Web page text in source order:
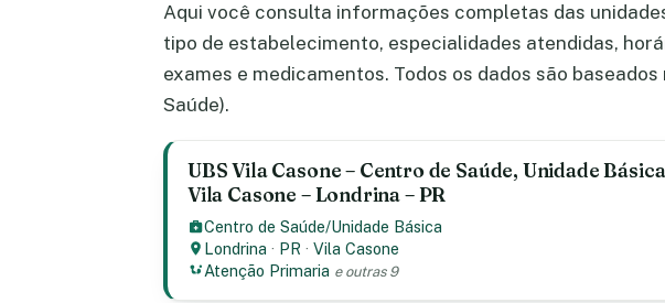
Aqui você consulta informações completas das
tipo de estabelecimento, especialidades atendidas,
exames e medicamentos. Todos os dados são
Saúde).
UBS Vila Casone – Centro de Saúde, Unidade
Vila Casone – Londrina – PR
Centro de Saúde/Unidade Básica
Londrina · PR ·Vila Casone
Atenção Primaria e outras 9